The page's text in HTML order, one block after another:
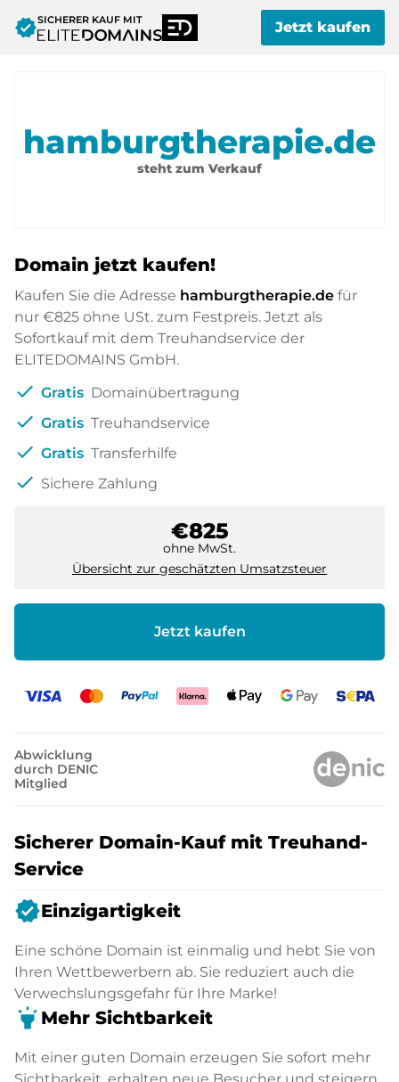
verifiedSICHERER KAUF MIT Jetzt kaufen
hamburgtherapie.de
steht zum Verkauf
Domain jetzt kaufen!
Kaufen Sie die Adresse hamburgtherapie.de für
nur €825 ohne USt. zum Festpreis. Jetzt als
Sofortkauf mit dem Treuhandservice der
ELITEDOMAINS GmbH.
check Gratis Domainübertragung
check Gratis Treuhandservice
check Gratis Transferhilfe
check Sichere Zahlung
€825
ohne MwSt.
Übersicht zur geschätzten Umsatzsteuer
Jetzt kaufen
Abwicklung
durch DENIC
Mitglied
Sicherer Domain-Kauf mit Treuhand-
Service
verifiedEinzigartigkeit
Eine schöne Domain ist einmalig und hebt Sie von
Ihren Wettbewerbern ab. Sie reduziert auch die
Verwechslungsgefahr für Ihre Marke!
highlight Mehr Sichtbarkeit
Mit einer guten Domain erzeugen Sie sofort mehr